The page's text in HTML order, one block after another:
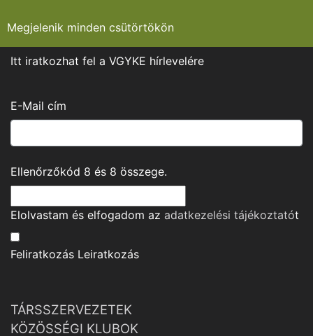
Megjelenik minden csütörtökön
Itt iratkozhat fel a VGYKE hírlevelére
E-Mail cím
Ellenőrzőkód 8 és 8 összege.
Elolvastam és elfogadom az adatkezelési tájékoztatót
Feliratkozás Leiratkozás
TÁRSSZERVEZETEK
KÖZÖSSÉGI KLUBOK